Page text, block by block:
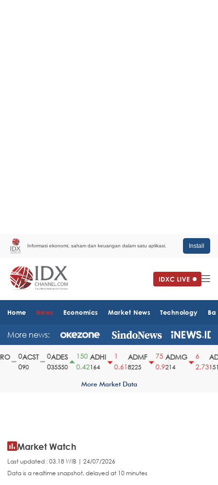
Informasi ekonomi, saham dan keuangan dalam satu aplikasi. Install
Home News Economics Market News Technology
More news:
ACST
90
ADES
35550
150
0.42
ADHI
164
0.61
ADMF
8225
75
0.9
ADMG
214
2.731510
More Market Data
Market Watch
Last updated : 03.18 WIB | 24/07/2026
Data is a realtime snapshot, delayed at 10 minutes